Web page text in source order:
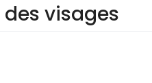
visages